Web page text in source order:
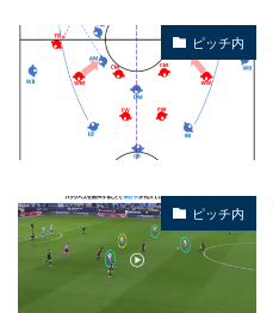
ピッチ内
ピッチ内